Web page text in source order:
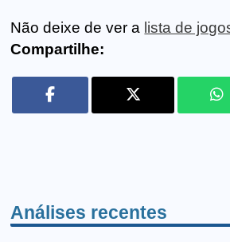
Não deixe de ver a lista de
Compartilhe:
Análises recentes